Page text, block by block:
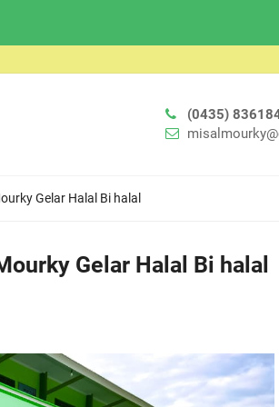
(0435)
Gelar Halal Bi halal
Gelar Halal Bi halal